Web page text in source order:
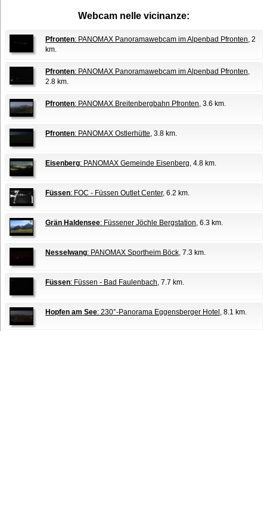
Webcam nelle vicinanze:
Pfronten: PANOMAX Panoramawebcam im Alpenbad Pfronten, 2
km.
Pfronten: PANOMAX Panoramawebcam im Alpenbad Pfronten,
2.8 km.
Pfronten: PANOMAX Breitenbergbahn Pfronten, 3.6 km.
Pfronten: PANOMAX Ostlerhütte, 3.8 km.
Eisenberg: PANOMAX Gemeinde Eisenberg, 4.8 km.
Füssen: FOC - Füssen Outlet Center, 6.2 km.
Grän Haldensee: Füssener Jöchle Bergstation, 6.3 km.
Nesselwang: PANOMAX Sportheim Böck, 7.3 km.
Füssen: Füssen - Bad Faulenbach, 7.7 km.
Hopfen am See: 230°-Panorama Eggensberger Hotel, 8.1 km.